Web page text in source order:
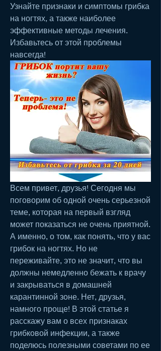
Узнайте признаки и симптомы грибка
на ногтях, а также наиболее
эффективные методы лечения.
Избавьтесь от этой проблемы
навсегда!
Всем привет, друзья! Сегодня мы
поговорим об одной очень серьезной
теме, которая на первый взгляд
может показаться не очень приятной.
А именно, о том, как понять, что у вас
грибок на ногтях. Но не
переживайте, это не значит, что вы
должны немедленно бежать к врачу
и закрываться в домашней
карантинной зоне. Нет, друзья,
намного проще! В этой статье я
расскажу вам о всех признаках
грибковой инфекции, а также
поделюсь полезными советами по ее